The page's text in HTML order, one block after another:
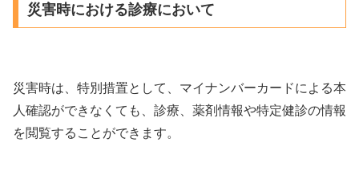
災害時における診療において
災害時は、特別措置として、マイナンバーカードによる本
人確認ができなくても、診療、薬剤情報や特定健診の情報
を閲覧することができます。